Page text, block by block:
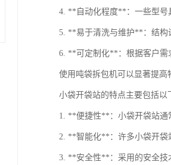
4. **自动化程度**：一些型号
5. **易于清洗与维护**：结构
6. **可定制化**：根据客户需
使用吨袋拆包机可以显著提高
小袋开袋站的特点主要包括以
1. **便捷性**：小袋开袋站通
2. **智能化**：许多小袋开袋
3. **安全性**：采用的安全技